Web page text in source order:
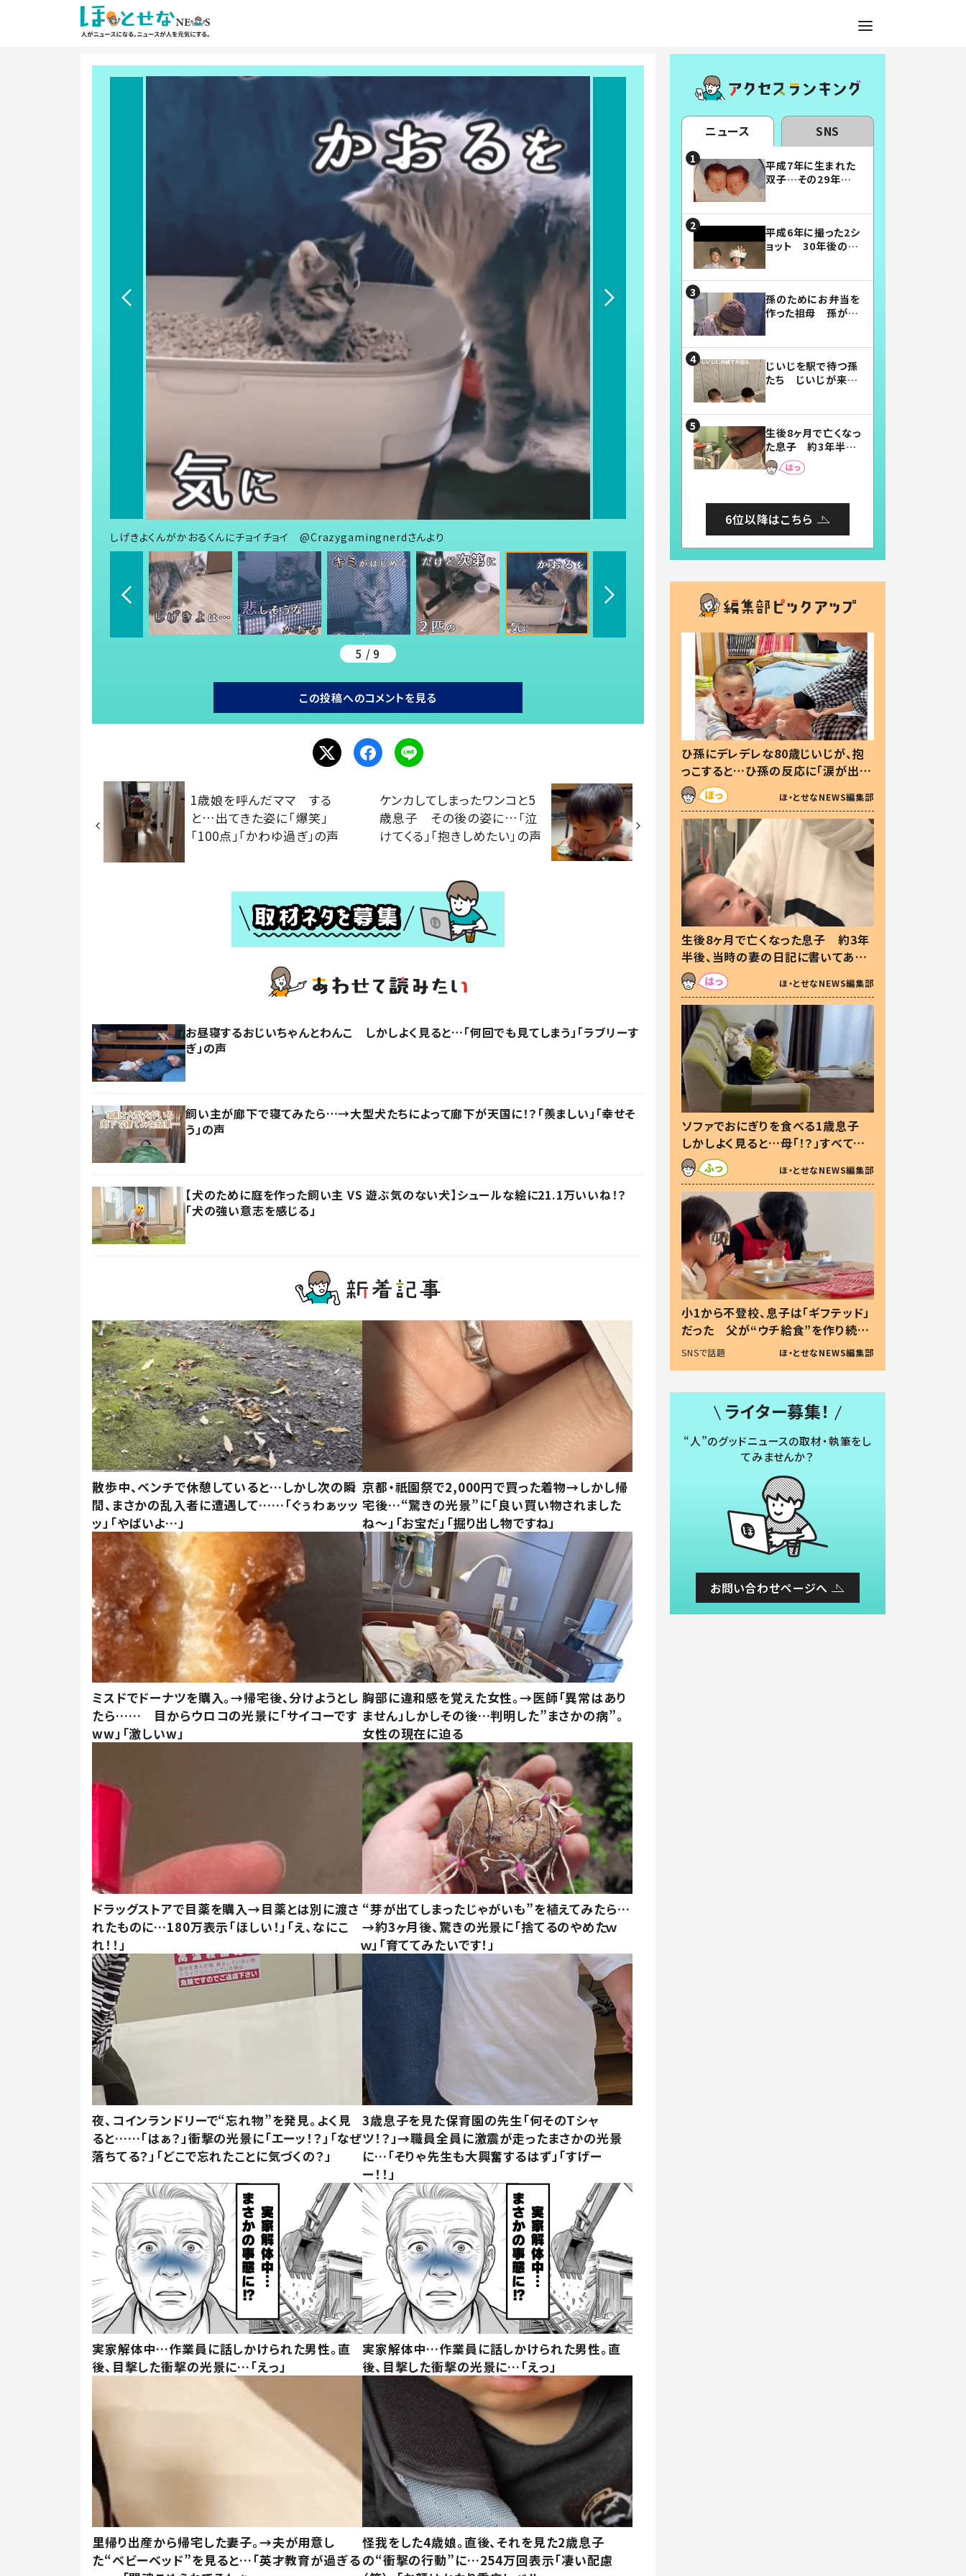
しげきよくんがかおるくんにチョイチョイ @Crazygamingnerdさんより
5 / 9
この投稿へのコメントを見る
1歳娘を呼んだママ する
と…出てきた姿に「爆笑」
「100点」「かわゆ過ぎ」の声
ケンカしてしまったワンコと5
歳息子 その後の姿に…「泣
けてくる」「抱きしめたい」の声
お昼寝するおじいちゃんとわんこ しかしよく見ると…「何回でも見てしまう」「ラブリーす
ぎ」の声
飼い主が廊下で寝てみたら…→大型犬たちによって廊下が天国に！？「羨ましい」「幸せそ
う」の声
【犬のために庭を作った飼い主 VS 遊ぶ気のない犬】シュールな絵に21.1万いいね！？
「犬の強い意志を感じる」
散歩中、ベンチで休憩していると…しかし次の瞬
間、まさかの乱入者に遭遇して……「ぐぅわぁッッ
ッ」「やばいよ…」
京都・祇園祭で2,000円で買った着物→しかし帰
宅後…“驚きの光景”に「良い買い物されました
ね～」「お宝だ」「掘り出し物ですね」
ミスドでドーナツを購入。→帰宅後、分けようとし
たら…… 目からウロコの光景に「サイコーです
ww」「激しいw」
胸部に違和感を覚えた女性。→医師「異常はあり
ません」しかしその後…判明した”まさかの病”。
女性の現在に迫る
ドラッグストアで目薬を購入→目薬とは別に渡さ
れたものに…180万表示「ほしい！」「え、なにこ
れ！！」
“芽が出てしまったじゃがいも”を植えてみたら…
→約3ヶ月後、驚きの光景に「捨てるのやめたｗ
ｗ」「育ててみたいです！」
夜、コインランドリーで“忘れ物”を発見。よく見
ると……「はぁ？」衝撃の光景に「エーッ！？」「なぜ
落ちてる？」「どこで忘れたことに気づくの？」
3歳息子を見た保育園の先生「何そのTシャ
ツ！？」→職員全員に激震が走ったまさかの光景
に…「そりゃ先生も大興奮するはず」「すげー
ー！！」
実家解体中…作業員に話しかけられた男性。直
後、目撃した衝撃の光景に…「えっ」
実家解体中…作業員に話しかけられた男性。直
後、目撃した衝撃の光景に…「えっ」
里帰り出産から帰宅した妻子。→夫が用意し
た“ベビーベッド”を見ると…「英才教育が過ぎる
怪我をした4歳娘。直後、それを見た2歳息子
の“衝撃の行動”に…254万回表示「凄い配慮
ニュース SNS
平成7年に生まれた
双子…その29年後
平成6年に撮った2シ
ョット 30年後の姿
孫のためにお弁当を
作った祖母 孫が絶
じいじを駅で待つ孫
たち じいじが来た
まらない」「幸せにな
れる」
生後8ヶ月で亡くなっ
た息子 約3年半
後、当時の妻の日記
に書いてあった本音
6位以降はこちら
ひ孫にデレデレな80歳じいじが、抱
っこすると…ひ孫の反応に「涙が出ま
した」「可愛くて仕方ない」
ほ・とせなNEWS編集部
生後8ヶ月で亡くなった息子 約3年
半後、当時の妻の日記に書いてあっ
た本音とは
ほ・とせなNEWS編集部
ソファでおにぎりを食べる1歳息子
しかしよく見ると…母「！？」すべてを
察した母の投稿に「可愛いから許
す！」「現行犯〜」
ほ・とせなNEWS編集部
小1から不登校、息子は「ギフテッド」
だった 父が“ウチ給食”を作り続け
る理由とは #令和の親 #令和の子
SNSで話題 ほ・とせなNEWS編集部
ライター募集！
“人”のグッドニュースの取材・執筆をし
てみませんか？
お問い合わせページへ